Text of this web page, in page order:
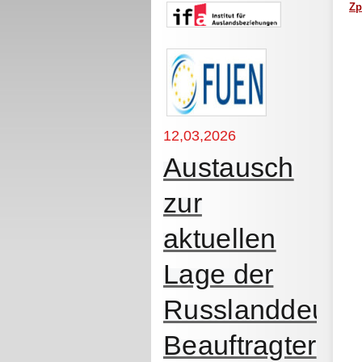
12,03,2026
Austausch
zur
aktuellen
Lage der
Beauftragter